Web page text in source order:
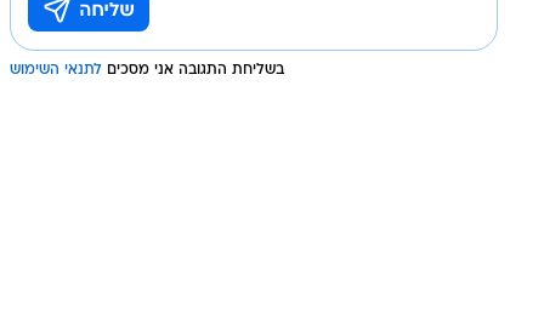
בשליחת התגובה אני מסכים לתנאי השימוש